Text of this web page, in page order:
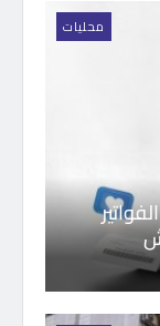
محليات